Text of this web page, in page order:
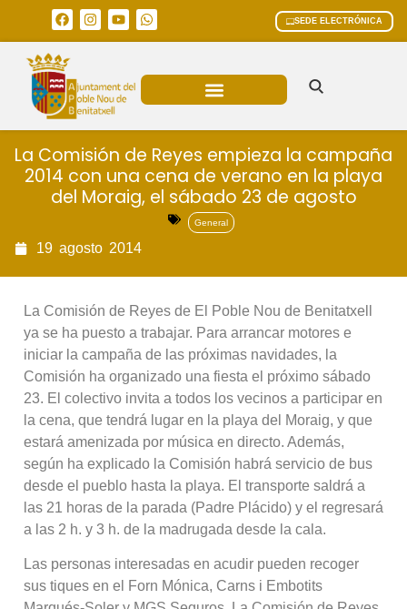
SEDE ELECTRÓNICA
La Comisión de Reyes empieza la campaña
2014 con una cena de verano en la playa
del Moraig, el sábado 23 de agosto
General
19 agosto 2014
La Comisión de Reyes de El Poble Nou de Benitatxell
ya se ha puesto a trabajar. Para arrancar motores e
iniciar la campaña de las próximas navidades, la
Comisión ha organizado una fiesta el próximo sábado
23. El colectivo invita a todos los vecinos a participar en
la cena, que tendrá lugar en la playa del Moraig, y que
estará amenizada por música en directo. Además,
según ha explicado la Comisión habrá servicio de bus
desde el pueblo hasta la playa. El transporte saldrá a
las 21 horas de la parada (Padre Plácido) y el regresará
a las 2 h. y 3 h. de la madrugada desde la cala.
Las personas interesadas en acudir pueden recoger
sus tiques en el Forn Mónica, Carns i Embotits